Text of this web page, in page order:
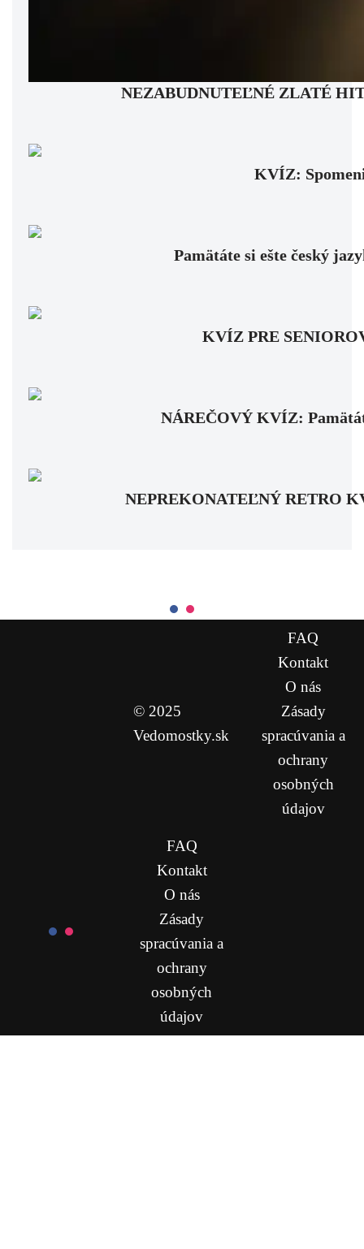
NEZABUDNUTEĽNÉ ZLATÉ
KVÍZ:
Pamätáte si ešte český
KVÍZ PRE
NÁREČOVÝ KVÍZ:
NEPREKONATEĽNÝ RETRO
© 2025
Vedomostky.sk
FAQ
Kontakt
O nás
Zásady
spracúvania a
ochrany
osobných
údajov
FAQ
Kontakt
O nás
Zásady
spracúvania a
ochrany
osobných
údajov